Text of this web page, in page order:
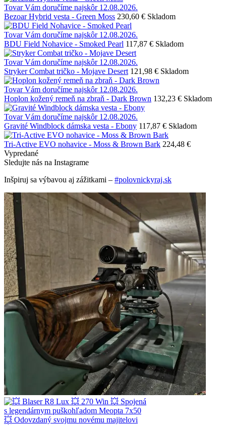
Tovar Vám doručíme najskôr 12.08.2026.
Bezoar Hybrid vesta - Green Moss 230,60 € Skladom
Tovar Vám doručíme najskôr 12.08.2026.
BDU Field Nohavice - Smoked Pearl 117,87 € Skladom
Tovar Vám doručíme najskôr 12.08.2026.
Stryker Combat tričko - Mojave Desert 121,98 € Skladom
Tovar Vám doručíme najskôr 12.08.2026.
Hoplon kožený remeň na zbraň - Dark Brown 132,23 € Skladom
Tovar Vám doručíme najskôr 12.08.2026.
Gravité Windblock dámska vesta - Ebony 117,87 € Skladom
Tri-Active EVO nohavice - Moss & Brown Bark 224,48 €
Vypredané
Sledujte nás na Instagrame
Inšpiruj sa výbavou aj zážitkami – #polovnickyraj.sk